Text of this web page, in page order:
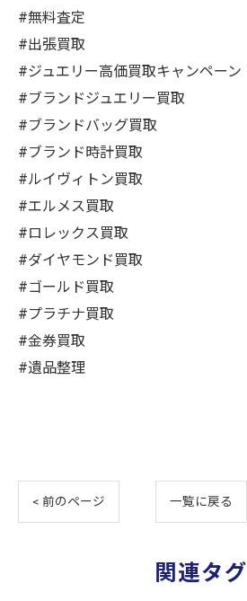
#無料査定
#出張買取
#ジュエリー高価買取キャンペーン
#ブランドジュエリー買取
#ブランドバッグ買取
#ブランド時計買取
#ルイヴィトン買取
#エルメス買取
#ロレックス買取
#ダイヤモンド買取
#ゴールド買取
#プラチナ買取
#金券買取
#遺品整理
< 前のページ 一覧に戻る
関連タグ